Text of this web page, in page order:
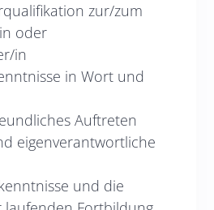
zur/zum
oder
in
in Wort und
Auftreten
eigenverantwortliche
und die